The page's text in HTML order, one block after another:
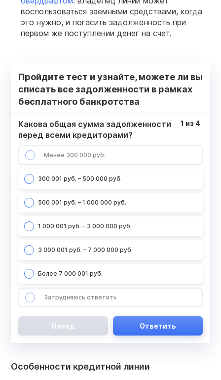
воспользоваться заемными средствами, когда
это нужно, и погасить задолженность при
первом же поступлении денег на счет.
Пройдите тест и узнайте, можете ли вы
списать все задолженности в рамках
бесплатного банкротства
Какова общая сумма задолженности
перед всеми кредиторами?
Менее 300 000 руб.
300 001 руб. – 500 000 руб.
500 001 руб. – 1 000 000 руб.
1 000 001 руб. – 3 000 000 руб.
3 000 001 руб. – 7 000 000 руб.
Более 7 000 001 руб.
Затрудняюсь ответить
1 из 4
Назад Ответить
Особенности кредитной линии